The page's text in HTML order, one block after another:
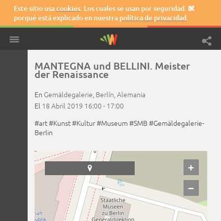
Este sitio usacookies. Los cuales se usan por seguridad. El
porqué está explicado en nuestra política de privacidad.

MANTEGNA und BELLINI. Meister
der Renaissance
En Gemäldegalerie, Berlín, Alemania
El 18 Abril 2019 16:00 - 17:00
#art#Kunst#Kultur#Museum #SMB #Gemäldegalerie-
Berlin

+
−